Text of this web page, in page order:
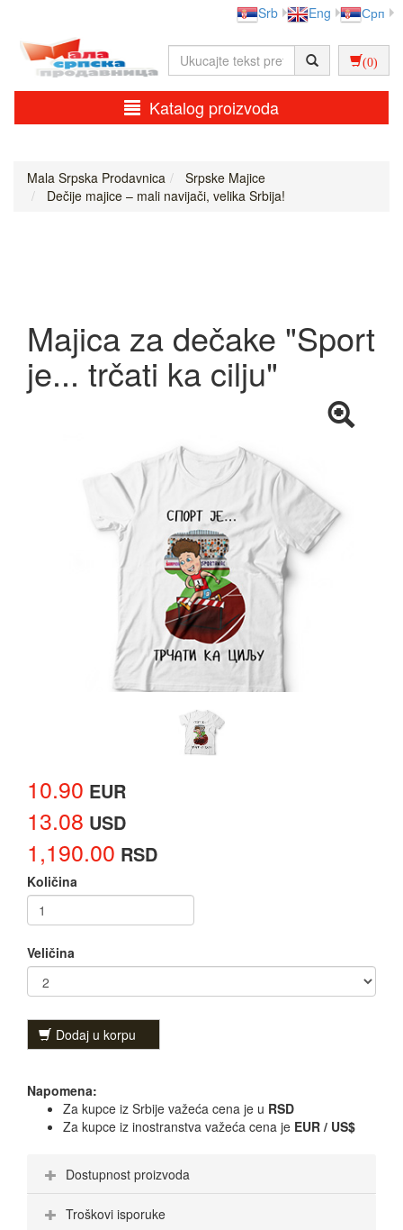
Srb Eng Срп
(0)
Katalog proizvoda
Mala Srpska Prodavnica
Srpske Majice
Dečije majice – mali navijači, velika Srbija!
Majica za dečake "Sport
je... trčati ka cilju"
10.90 EUR
13.08 USD
1,190.00 RSD
Količina
Veličina
Dodaj u korpu
Napomena:
Za kupce iz Srbije važeća cena je u RSD
Za kupce iz inostranstva važeća cena je EUR / US$
Dostupnost proizvoda
Troškovi isporuke